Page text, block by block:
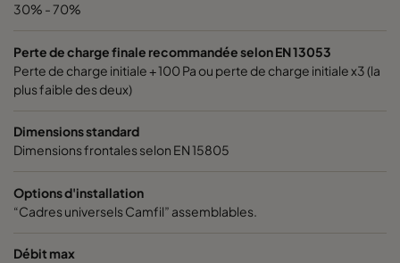
30% - 70%
Perte de charge finale recommandée selon EN 13053
Perte de charge initiale + 100 Pa ou perte de charge initiale x3 (la
plus faible des deux)
Dimensions standard
Dimensions frontales selon EN 15805
Options d'installation
“Cadres universels Camfil” assemblables.
Débit max